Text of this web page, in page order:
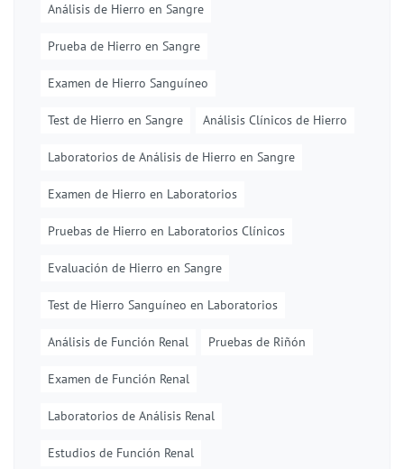
Análisis de Hierro en Sangre
Prueba de Hierro en Sangre
Examen de Hierro Sanguíneo
Test de Hierro en Sangre Análisis Clínicos de Hierro
Laboratorios de Análisis de Hierro en Sangre
Examen de Hierro en Laboratorios
Pruebas de Hierro en Laboratorios Clínicos
Evaluación de Hierro en Sangre
Test de Hierro Sanguíneo en Laboratorios
Análisis de Función Renal Pruebas de Riñón
Examen de Función Renal
Laboratorios de Análisis Renal
Estudios de Función Renal